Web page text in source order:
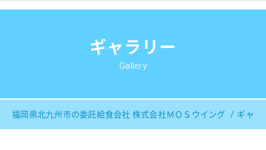
ギャラリー
Gallery
福岡県北九州市の委託給食会社 株式会社ＭＯＳウイング ギャラ